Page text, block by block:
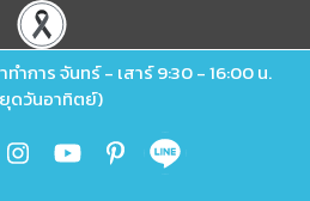
ำการ จันทร์ - เสาร์ 9:30 - 16:00 น.
ดวันอาทิตย์)